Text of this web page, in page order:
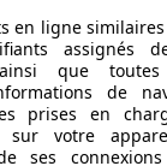
en ligne
assignés
que
de
prises en
sur votre
ses